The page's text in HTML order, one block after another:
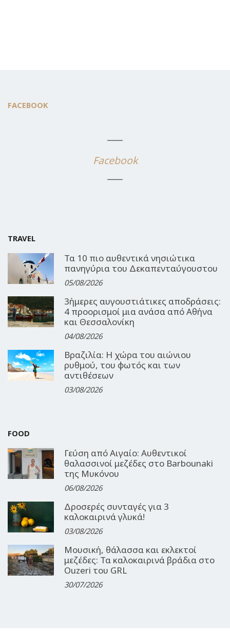
FACEBOOK
Facebook
TRAVEL
Τα 10 πιο αυθεντικά νησιώτικα
πανηγύρια του Δεκαπενταύγουστου
05/08/2026
3ήμερες αυγουστιάτικες αποδράσεις:
4 προορισμοί μια ανάσα από Αθήνα
και Θεσσαλονίκη
04/08/2026
Βραζιλία: Η χώρα του αιώνιου
ρυθμού, του φωτός και των
αντιθέσεων
03/08/2026
FOOD
Γεύση από Αιγαίο: Αυθεντικοί
θαλασσινοί μεζέδες στο Barbounaki
της Μυκόνου
06/08/2026
Δροσερές συνταγές για 3
καλοκαιρινά γλυκά!
03/08/2026
Μουσική, θάλασσα και εκλεκτοί
μεζέδες: Τα καλοκαιρινά βράδια στο
Ouzeri του GRL
30/07/2026